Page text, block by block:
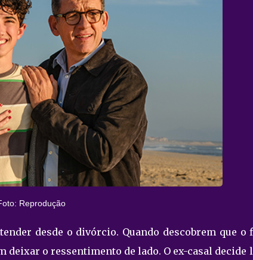
Reprodução
desde o divórcio. Quando descobrem que o
deixar o ressentimento de lado. O ex-casal decide